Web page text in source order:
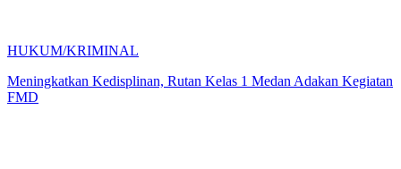
HUKUM/KRIMINAL
Meningkatkan Kedisplinan, Rutan Kelas 1 Medan Adakan Kegiatan
FMD